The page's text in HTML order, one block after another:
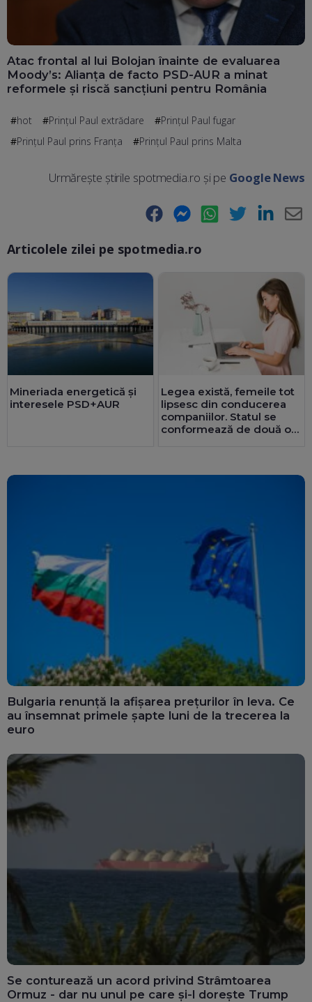
Atac frontal al lui Bolojan înainte de evaluarea
Moody’s: Alianța de facto PSD-AUR a minat
reformele și riscă sancțiuni pentru România
hot Prințul Paul extrădare
Prințul Paul fugar
Prințul Paul prins Franța
Prințul Paul prins Malta
Urmărește știrile spotmedia.ro și pe Google News
Facebook Messenger WhatsApp Twitter LinkedIn
Articolele zilei pe spotmedia.ro
Mineriada energetică și
interesele PSD+AUR
Legea există, femeile tot
lipsesc din conducerea
companiilor. Statul se
conformează de două ori
Bulgaria renunță la afișarea prețurilor în leva. Ce
au însemnat primele șapte luni de la trecerea la
euro
Se conturează un acord privind Strâmtoarea
Ormuz - dar nu unul pe care și-l dorește Trump